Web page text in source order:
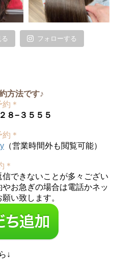
フォローする
方法です♪
＊
８−３５５５
＊
（営業時間外も閲覧可能）
＊
できないことが多々ござい
やお急ぎの場合は電話かネッ
い致します。
↓